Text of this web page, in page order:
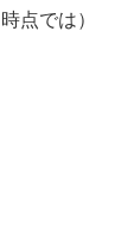
点では）